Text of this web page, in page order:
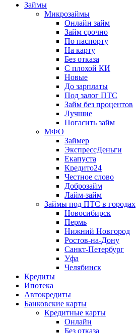
Займы
Микрозаймы
Онлайн займ
Займ срочно
По паспорту
На карту
Без отказа
С плохой КИ
Новые
До зарплаты
Под залог ПТС
Займ без процентов
Лучшие
Погасить займ
МФО
Займер
ЭкспрессДеньги
Екапуста
Кредито24
Честное слово
Доброзайм
Лайм-займ
Займы под ПТС в городах
Новосибирск
Пермь
Нижний Новгород
Ростов-на-Дону
Санкт-Петербург
Уфа
Челябинск
Кредиты
Ипотека
Автокредиты
Банковские карты
Кредитные карты
Онлайн
Без отказа